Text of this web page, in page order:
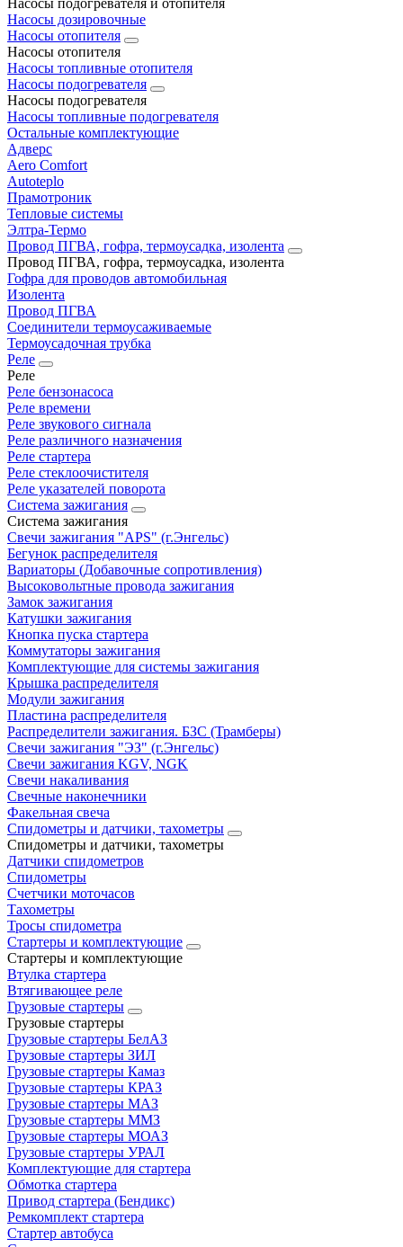
Насосы подогревателя и отопителя
Насосы дозировочные
Насосы отопителя
Насосы отопителя
Насосы топливные отопителя
Насосы подогревателя
Насосы подогревателя
Насосы топливные подогревателя
Остальные комплектующие
Адверс
Aero Comfort
Autoteplo
Прамотроник
Тепловые системы
Элтра-Термо
Провод ПГВА, гофра, термоусадка, изолента
Провод ПГВА, гофра, термоусадка, изолента
Гофра для проводов автомобильная
Изолента
Провод ПГВА
Соединители термоусаживаемые
Термоусадочная трубка
Реле
Реле
Реле бензонасоса
Реле времени
Реле звукового сигнала
Реле различного назначения
Реле стартера
Реле стеклоочистителя
Реле указателей поворота
Система зажигания
Система зажигания
Свечи зажигания "APS" (г.Энгельс)
Бегунок распределителя
Вариаторы (Добавочные сопротивления)
Высоковольтные провода зажигания
Замок зажигания
Катушки зажигания
Кнопка пуска стартера
Коммутаторы зажигания
Комплектующие для системы зажигания
Крышка распределителя
Модули зажигания
Пластина распределителя
Распределители зажигания. БЗС (Трамберы)
Свечи зажигания "ЭЗ" (г.Энгельс)
Свечи зажигания KGV, NGK
Свечи накаливания
Свечные наконечники
Факельная свеча
Спидометры и датчики, тахометры
Спидометры и датчики, тахометры
Датчики спидометров
Спидометры
Счетчики моточасов
Тахометры
Тросы спидометра
Стартеры и комплектующие
Стартеры и комплектующие
Втулка стартера
Втягивающее реле
Грузовые стартеры
Грузовые стартеры
Грузовые стартеры БелАЗ
Грузовые стартеры ЗИЛ
Грузовые стартеры Камаз
Грузовые стартеры КРАЗ
Грузовые стартеры МАЗ
Грузовые стартеры ММЗ
Грузовые стартеры МОАЗ
Грузовые стартеры УРАЛ
Комплектующие для стартера
Обмотка стартера
Привод стартера (Бендикс)
Ремкомплект стартера
Стартер автобуса